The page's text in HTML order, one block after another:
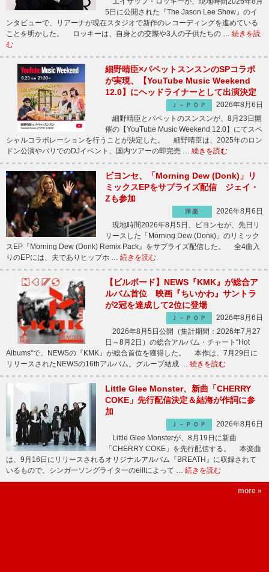
5日に公開された『The Jason Lee Show』のイ
ンタビューで、リアーナが現在スタジオで新作のレコーディングを進めている
ことを明かした。 ロッキーは、自身との交際や3人の子供たちの … 続きを読
む
細野晴臣×パペットスンスンのSPコラボ
が実現、【YouTube Music Weekend
12.0】にヘッドライナーとして出演決定
Ｊ－ＰＯＰ
2026年8月6日
細野晴臣とパペットのスンスンが、8月23日開
催の【YouTube Music Weekend 12.0】にてスペ
シャルコラボレーションを行うことが決定した。 細野晴臣は、2025年のロン
ドン公演やパリでのDJイベント、国内ツアーの即完売 … 続きを読む
ビヨンセ、「Morning Dew (Donk)」リ
ミックスEPをサプライズ配信 ジェイ・
Zも参加
洋楽
2026年8月6日
現地時間2026年8月5日、ビヨンセが、先日リ
リースした「Morning Dew (Donk)」のリミック
スEP『Morning Dew (Donk) Remix Pack』をサプライズ配信した。 全4曲入
りのEPには、夫でありヒップホ … 続きを読む
【ビルボード】NEWS『KMK』が総合ア
ルバム首位 映画『ちいかわ』サントラ
が2冠を達成して2位に登場
Ｊ－ＰＯＰ
2026年8月6日
2026年8月5日公開（集計期間：2026年7月27
日～8月2日）の総合アルバム・チャート“Hot
Albums”で、NEWSの『KMK』が総合首位を獲得した。 本作は、7月29日に
リリースされたNEWSの16thアルバム。グループ結成 … 続きを読む
Little Glee Monster、新曲「CHERRY
COKE」先行配信決定＆結海が作詞に参
加
Ｊ－ＰＯＰ
2026年8月6日
Little Glee Monsterが、8月19日に新曲
「CHERRY COKE」を先行配信する。 本楽曲
は、9月16日にリリースされるオリジナルアルバム『BREATH』に収録されて
いるもので、シンガーソングライターのeillによって … 続きを読む
more »